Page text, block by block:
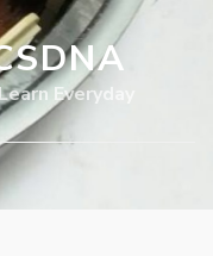
Everyday